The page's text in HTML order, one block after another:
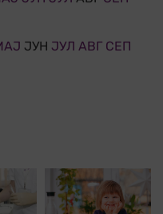
ЈУН ЈУЛ АВГ СЕП